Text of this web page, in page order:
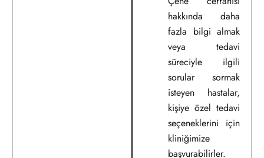
hakkında daha
fazla bilgi almak
veya tedavi
süreciyle ilgili
sorular sormak
isteyen hastalar,
kişiye özel tedavi
seçeneklerini için
kliniğimize
başvurabilirler.